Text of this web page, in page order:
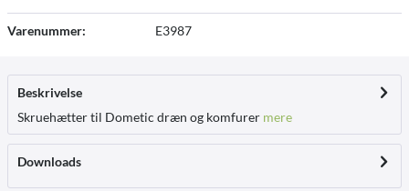
Varenummer: E3987
Beskrivelse
Skruehætter til Dometic dræn og komfurer mere
Downloads